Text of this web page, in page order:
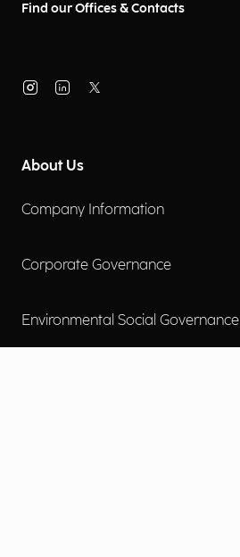
Find our Offices & Contacts
About Us
Company Information
Corporate Governance
Environmental Social Governance